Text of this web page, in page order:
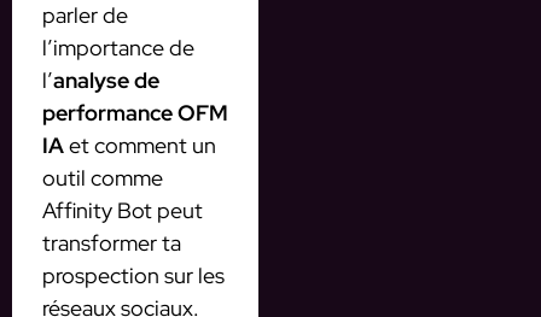
parler de
l’importance de
l’analyse de
performance OFM
IAet comment un
outil comme
Affinity Bot peut
transformer ta
prospection sur les
réseaux sociaux.